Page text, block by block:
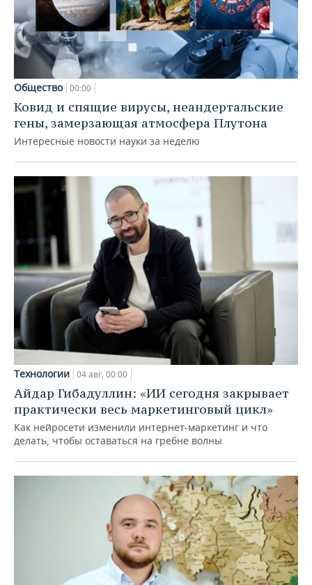
Общество 00:00
Ковид и спящие вирусы, неандертальские
гены, замерзающая атмосфера Плутона
Интересные новости науки за неделю
Технологии 04 авг, 00:00
Айдар Гибадуллин: «ИИ сегодня закрывает
практически весь маркетинговый цикл»
Как нейросети изменили интернет-маркетинг и что
делать, чтобы оставаться на гребне волны